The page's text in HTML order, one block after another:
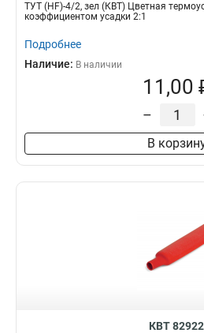
ТУТ (HF)-4/2, зел (КВТ) Цветная
коэффициентом усадки 2:1
Подробнее
Наличие: В наличии
11,00
–
В
КВТ 82922